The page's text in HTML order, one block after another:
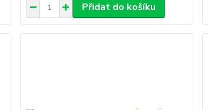
Přidat do košíku